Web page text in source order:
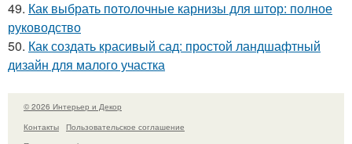
49. Как выбрать потолочные карнизы для штор: полное
руководство
50. Как создать красивый сад: простой ландшафтный
дизайн для малого участка
© 2026 Интерьер и Декор
Контакты
Пользовательское соглашение